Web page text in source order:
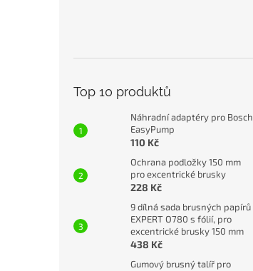
Top 10 produktů
Náhradní adaptéry pro Bosch
EasyPump
110 Kč
Ochrana podložky 150 mm
pro excentrické brusky
228 Kč
9 dílná sada brusných papírů
EXPERT O780 s fólií, pro
excentrické brusky 150 mm
438 Kč
Gumový brusný talíř pro